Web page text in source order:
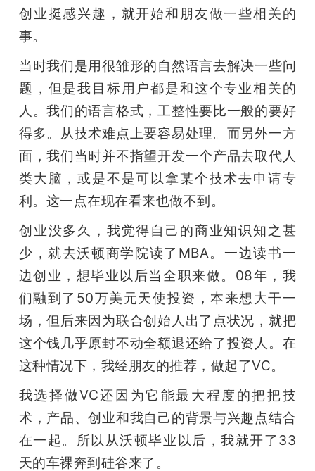
创业挺感兴趣，就开始和朋友做一些相关的
事。
当时我们是用很雏形的自然语言去解决一些问
题，但是我目标用户都是和这个专业相关的
人。我们的语言格式，工整性要比一般的要好
得多。从技术难点上要容易处理。而另外一方
面，我们当时并不指望开发一个产品去取代人
类大脑，或是不是可以拿某个技术去申请专
利。这一点在现在看来也做不到。
创业没多久，我觉得自己的商业知识知之甚
少，就去沃顿商学院读了MBA。一边读书一
边创业，想毕业以后当全职来做。08年，我
们融到了50万美元天使投资，本来想大干一
场，但后来因为联合创始人出了点状况，就把
这个钱几乎原封不动全额退还给了投资人。在
这种情况下，我经朋友的推荐，做起了VC。
我选择做VC还因为它能最大程度的把把技
术，产品、创业和我自己的背景与兴趣点结合
在一起。所以从沃顿毕业以后，我就开了33
天的车裸奔到硅谷来了。